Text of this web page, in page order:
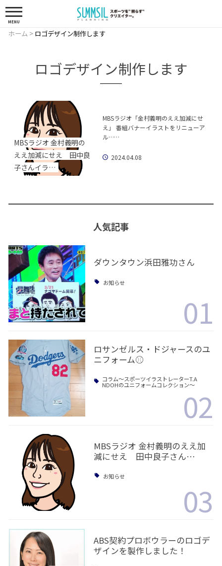
MENU
ホーム > ロゴデザイン制作します
ロゴデザイン制作します
MBSラジオ 金村義明の
ええ加減にせえ 田中良
子さんイラ…
MBSラジオ「金村義明のええ加減にせ
え」 番組バナーイラストをリニューア
ル……
2024.04.08
人気記事
ダウンタウン浜田雅功さん
お知らせ
01
ロサンゼルス・ドジャースのユ
ニフォーム⚾️
コラム〜スポーツイラストレーターT.A
NDOHのユニフォームコレクション〜
02
MBSラジオ 金村義明のええ加
減にせえ 田中良子さん…
お知らせ
03
ABS契約プロボウラーのロゴデ
ザインを製作しました！